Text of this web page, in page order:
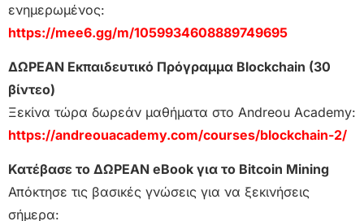
ενημερωμένος:
https://mee6.gg/m/1059934608889749695
ΔΩΡΕΑΝ Εκπαιδευτικό Πρόγραμμα Blockchain (30
βίντεο)
Ξεκίνα τώρα δωρεάν μαθήματα στο Andreou Academy:
https://andreouacademy.com/courses/blockchain-2/
Κατέβασε το ΔΩΡΕΑΝ eBook για το Bitcoin Mining
Απόκτησε τις βασικές γνώσεις για να ξεκινήσεις
σήμερα: